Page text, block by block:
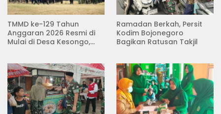
TMMD ke-129 Tahun
Anggaran 2026 Resmi di
Mulai di Desa Kesongo,
Ramadan Berkah, Persit
Kodim Bojonegoro
Bagikan Ratusan Takjil